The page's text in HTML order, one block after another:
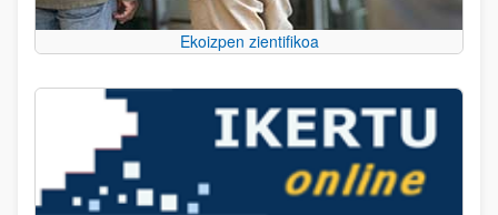
Ekoizpen zientifikoa